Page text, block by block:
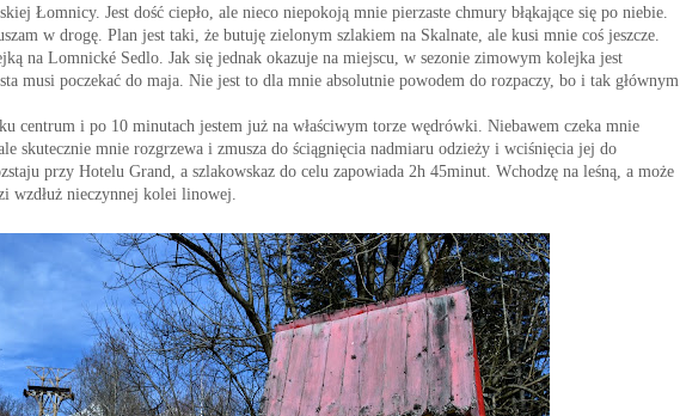
Łomnicy. Jest dość ciepło, ale nieco niepokoją mnie pierzaste chmury błąkające się po niebie.
w drogę. Plan jest taki, że butuję zielonym szlakiem na Skalnate, ale kusi mnie coś jeszcze.
na Lomnické Sedlo. Jak się jednak okazuje na miejscu, w sezonie zimowym kolejka jest
musi poczekać do maja. Nie jest to dla mnie absolutnie powodem do rozpaczy, bo i tak głównym
centrum i po 10 minutach jestem już na właściwym torze wędrówki. Niebawem czeka mnie
skutecznie mnie rozgrzewa i zmusza do ściągnięcia nadmiaru odzieży i wciśnięcia jej do
przy Hotelu Grand, a szlakowskaz do celu zapowiada 2h 45minut. Wchodzę na leśną, a może
wzdłuż nieczynnej kolei linowej.